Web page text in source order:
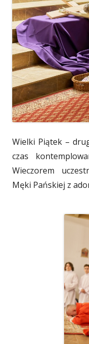
Wielki Piątek –
czas
Wieczorem
Męki Pańskiej z